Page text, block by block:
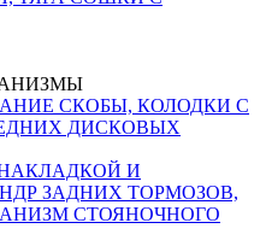
СКОБЫ, КОЛОДКИ С
ДИСКОВЫХ
И
ЗАДНИХ ТОРМОЗОВ,
СТОЯНОЧНОГО